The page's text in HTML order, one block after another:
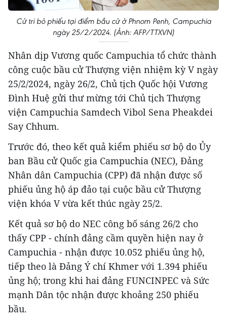
Cử tri bỏ phiếu tại điểm bầu cử ở Phnom Penh, Campuchia
ngày 25/2/2024. (Ảnh: AFP/TTXVN)
Nhân dịp Vương quốc Campuchia tổ chức thành
công cuộc bầu cử Thượng viện nhiệm kỳ V ngày
25/2/2024, ngày 26/2, Chủ tịch Quốc hội Vương
Đình Huệ gửi thư mừng tới Chủ tịch Thượng
viện Campuchia Samdech Vibol Sena Pheakdei
Say Chhum.
Trước đó, theo kết quả kiểm phiếu sơ bộ do Ủy
ban Bầu cử Quốc gia Campuchia (NEC), Đảng
Nhân dân Campuchia (CPP) đã nhận được số
phiếu ủng hộ áp đảo tại cuộc bầu cử Thượng
viện khóa V vừa kết thúc ngày 25/2.
Kết quả sơ bộ do NEC công bố sáng 26/2 cho
thấy CPP - chính đảng cầm quyền hiện nay ở
Campuchia - nhận được 10.052 phiếu ủng hộ,
tiếp theo là Đảng Ý chí Khmer với 1.394 phiếu
ủng hộ; trong khi hai đảng FUNCINPEC và Sức
mạnh Dân tộc nhận được khoảng 250 phiếu
bầu.